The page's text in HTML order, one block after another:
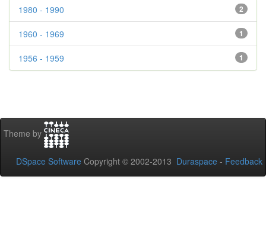
2
1980 - 1990
1
1960 - 1969
1
1956 - 1959
Theme by
DSpace Software Copyright © 2002-2013 Duraspace - Feedback